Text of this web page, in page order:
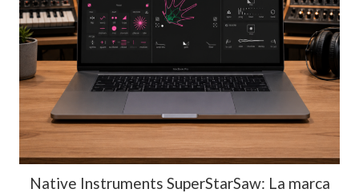
Native Instruments SuperStarSaw: La marca